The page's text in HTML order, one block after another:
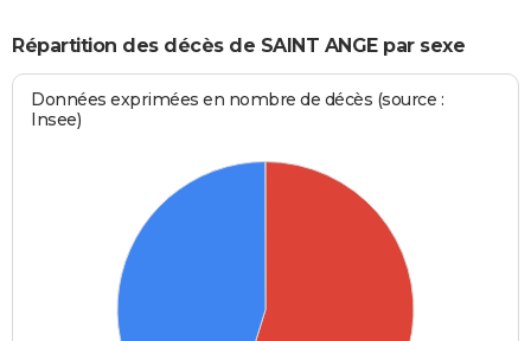
Répartition des décès de SAINT ANGE par sexe
Données exprimées en nombre de décès (source :
Insee)